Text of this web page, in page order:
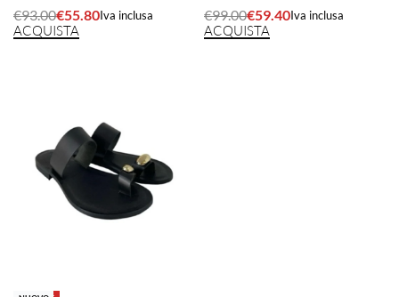
€93.00€55.80Iva inclusa
ACQUISTA
€99.00€59.40Iva inclusa
ACQUISTA